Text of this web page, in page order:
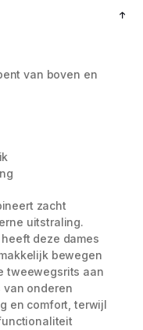
van boven en
zacht
uitstraling.
deze dames
bewegen
tweewegsrits aan
van onderen
en comfort, terwijl